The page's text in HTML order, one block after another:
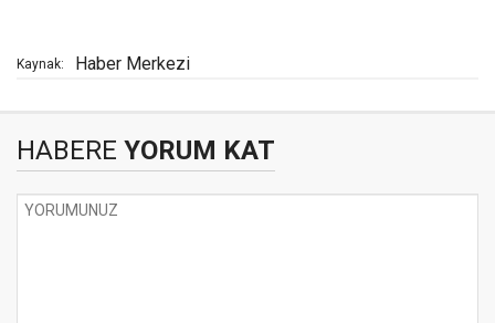
Kaynak: Haber Merkezi
HABERE YORUM KAT